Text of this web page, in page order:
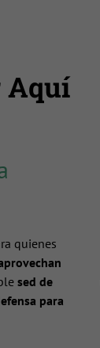
Aquí
quienes
sed de
para